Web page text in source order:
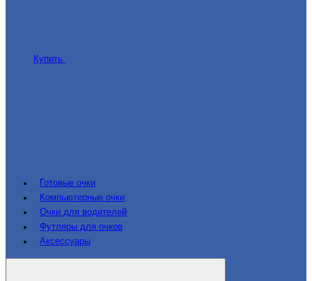
Купить
Готовые очки
Компьютерные очки
Очки для водителей
Футляры для очков
Аксессуары